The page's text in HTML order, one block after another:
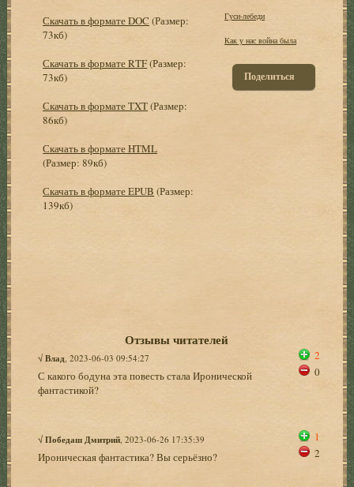
Скачать в формате DOC (Размер:
73кб)
Скачать в формате RTF(Размер:
73кб)
Скачать в формате TXT(Размер:
86кб)
Скачать в формате HTML
(Размер: 89кб)
Скачать в формате EPUB (Размер:
139кб)
Гуси-лебеди
Как у нас война была
Поделиться
Отзывы читателей
√Влад , 2023-06-03 09:54:27
С какого бодуна эта повесть стала Иронической
фантастикой?
2
0
√Победаш Дмитрий , 2023-06-26 17:35:39
Ироническая фантастика? Вы серьёзно?
1
2